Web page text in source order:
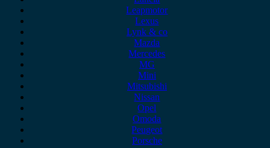
Leapmotor
Lexus
Lynk & co
Mazda
Mercedes
MG
Mini
Mitsubishi
Nissan
Opel
Omoda
Peugeot
Porsche